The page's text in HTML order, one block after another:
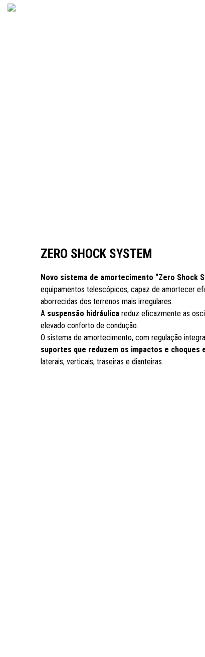
ZERO SHOCK SYSTEM
Novo sistema de amortecimento “Zero Shock
equipamentos telescópicos, capaz de amortecer
aborrecidas dos terrenos mais irregulares.
A suspensão hidráulicareduz eficazmente as
elevado conforto de condução.
O sistema de amortecimento, com regulação
suportes que reduzem os impactos e choques
laterais, verticais, traseiras e dianteiras.